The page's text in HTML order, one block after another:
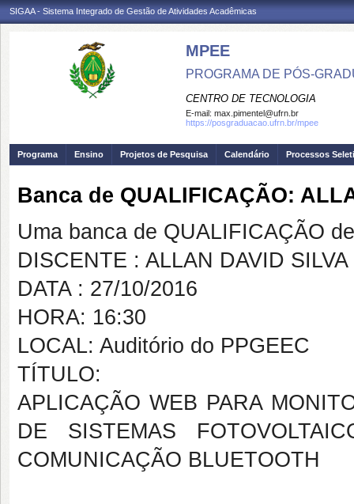
SIGAA - Sistema Integrado de Gestão de Atividades Acadêmicas
MPEE
PROGRAMA DE PÓS-
CENTRO DE TECNOLOGIA
E-mail: max.pimentel@ufrn.br
https://posgraduacao.ufrn.br/mpee
Programa Ensino Projetos de Pesquisa Calendário Processos
Banca de QUALIFICAÇÃO:
Uma banca de QUALIFICAÇÃO
DISCENTE : ALLAN DAVID
DATA : 27/10/2016
HORA: 16:30
LOCAL: Auditório do PPGEEC
TÍTULO:
APLICAÇÃO WEB PARA
DE SISTEMAS
COMUNICAÇÃO BLUETOOTH